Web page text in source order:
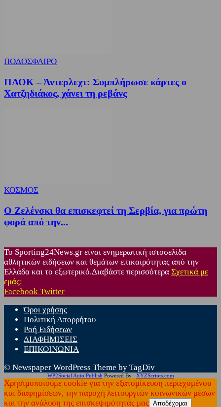
ΠΟΔΟΣΦΑΙΡΟ
ΠΑΟΚ – Άντερλεχτ: Συμπλήρωσε κάρτες ο
Χατζηδιάκος, χάνει τη ρεβάνς
ΚΟΣΜΟΣ
Ο Ζελένσκι θα επισκεφτεί τη Σερβία, για πρώτη
φορά από την...
Το Sporting24News.gr είναι ενημερωτική ιστοσελίδα
αθλητικών ειδήσεων και θεμάτων επικαιρότητας από την
Ελλάδα και το εξωτερικό.Διαβάστε περισσότερα Σχετικά με
εμάς:
Facebook Twitter
Όροι χρήσης
Πολιτική Απορρήτου
Ροή Ειδήσεων
ΔΙΑΦΗΜΙΣΕΙΣ
ΕΠΙΚΟΙΝΩΝΙΑ
© Newspaper WordPress Theme by TagDiv
WP2Social Auto Publish Powered By : XYZScripts.com
Χρησιμοποιούμε cookie για την εξατομίκευση περιεχομένου
και διαφημίσεων, την παροχή λειτουργιών κοινωνικών μέσων
και την ανάλυση της επισκεψιμότητάς μας Αποδέχομαι